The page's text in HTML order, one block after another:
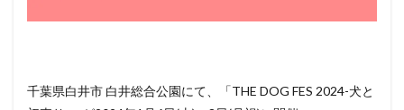
千葉県白井市 白井総合公園にて、「THE DOG FES 2024-犬と